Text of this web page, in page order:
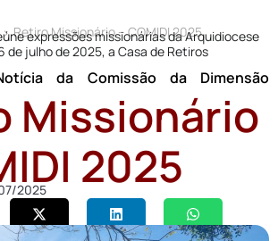
> Retiro Missionário – COMIDI 2025
expressões missionárias da Arquidiocese
de julho de 2025, a Casa de Retiros
da Comissão da Dimensão
Missionário
2025
2025